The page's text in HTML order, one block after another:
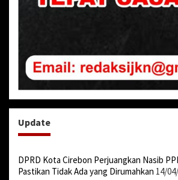
Update
DPRD Kota Cirebon Perjuangkan Nasib
Pastikan Tidak Ada yang Dirumahkan 14/